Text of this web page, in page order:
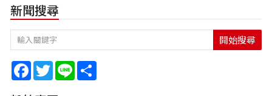
新聞搜尋
開始搜尋
Facebook
TwitterLine